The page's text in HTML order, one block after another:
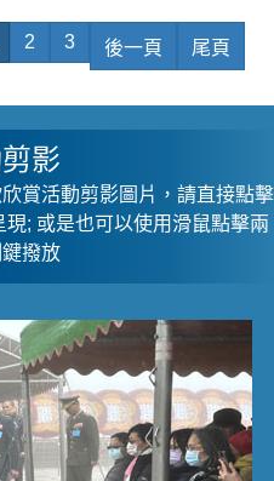
2 3 後一頁 尾頁
影
賞活動剪影圖片，請直接點擊
; 或是也可以使用滑鼠點擊兩
撥放